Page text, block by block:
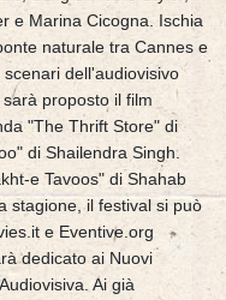
e Marina Cicogna. Ischia
naturale tra Cannes e
dell'audiovisivo
proposto il film
"The Thrift Store" di
di Shailendra Singh.
e Tavoos" di Shahab
stagione, il festival si può
e Eventive.org
dedicato ai Nuovi
Ai già